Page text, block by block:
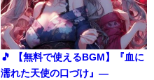
🎵 【無料で使えるBGM】『血に
濡れた天使の口づけ』―